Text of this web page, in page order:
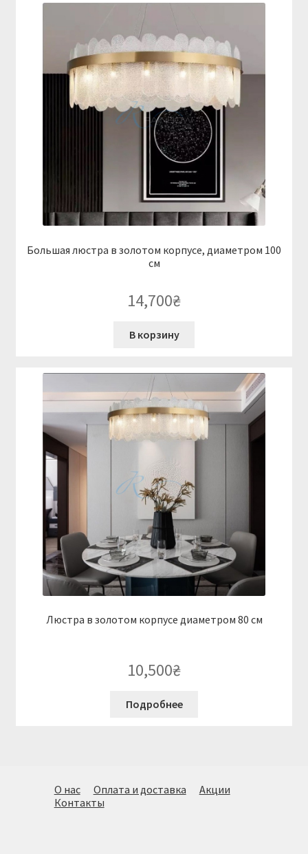
Большая люстра в золотом корпусе, диаметром 100
см
14,700₴
В корзину
Люстра в золотом корпусе диаметром 80 см
10,500₴
Подробнее
О нас Оплата и доставка
Акции
Контакты